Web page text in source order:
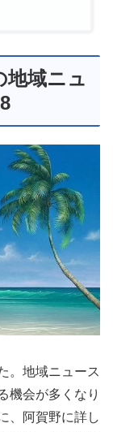
地域ニュ
。地域ニュース
機会が多くなり
、阿賀野に詳し